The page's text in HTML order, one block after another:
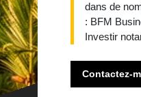
dans de
: BFM
Investir
Contactez-